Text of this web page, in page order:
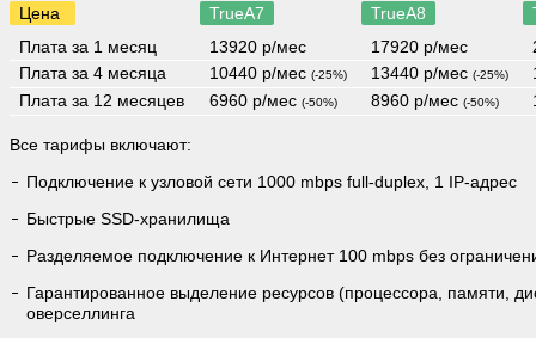
Цена
TrueA7 TrueA8
Плата за 1 месяц
13920 р/мес 17920 р/мес
Плата за 4 месяца
10440 р/мес (-25%) 13440 р/мес (-25%)
Плата за 12 месяцев
6960 р/мес (-50%) 8960 р/мес (-50%)
Все тарифы включают:
Подключение к узловой сети 1000 mbps full-duplex, 1 IP-адрес
Быстрые SSD-хранилища
Разделяемое подключение к Интернет 100 mbps без
Гарантированное выделение ресурсов (процессора, памяти,
оверселлинга